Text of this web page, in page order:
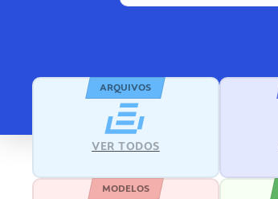
ARQUIVOS
VER TODOS
MODELOS